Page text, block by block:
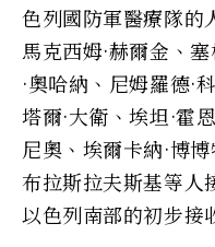
色列國防軍醫療隊的
馬克西姆·赫爾金、
·奧哈納、尼姆羅德·
塔爾·大衛、埃坦·霍
尼奧、埃爾卡納·博
布拉斯拉夫斯基等人
以色列南部的初步接